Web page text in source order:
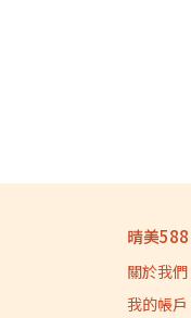
晴美588
關於我們
我的帳戶